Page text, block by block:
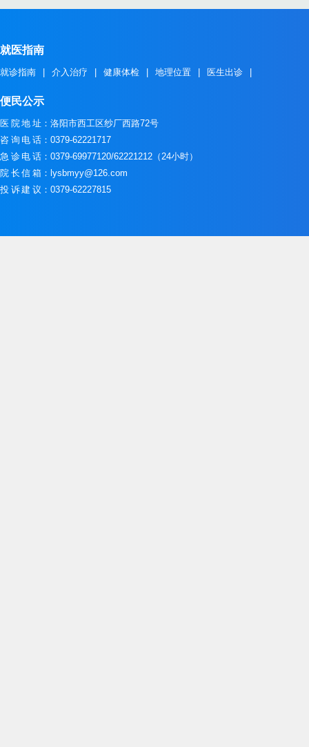
就医指南
就诊指南 介入治疗 健康体检 地理位置 医生出诊
便民公示
医院地址 ：洛阳市西工区纱厂西路72号
咨询电话 ：0379-62221717
急诊电话 ：0379-69977120/62221212（24小时）
院长信箱 ：lysbmyy@126.com
投诉建议 ：0379-62227815